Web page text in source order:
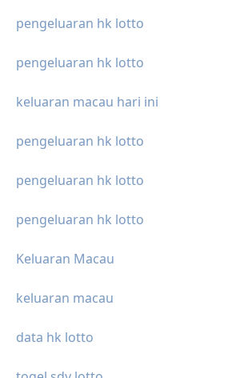
pengeluaran hk lotto
pengeluaran hk lotto
keluaran macau hari ini
pengeluaran hk lotto
pengeluaran hk lotto
pengeluaran hk lotto
Keluaran Macau
keluaran macau
data hk lotto